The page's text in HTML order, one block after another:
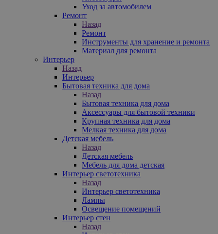
Уход за автомобилем
Ремонт
Назад
Ремонт
Инструменты для хранение и ремонта
Материал для ремонта
Интерьер
Назад
Интерьер
Бытовая техника для дома
Назад
Бытовая техника для дома
Аксессуары для бытовой техники
Крупная техника для дома
Мелкая техника для дома
Детская мебель
Назад
Детская мебель
Мебель для дома детская
Интерьер светотехника
Назад
Интерьер светотехника
Лампы
Освещение помещений
Интерьер стен
Назад